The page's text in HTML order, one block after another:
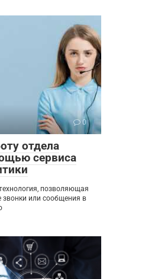
0
отдела
сервиса
позволяющая
звонки или сообщения в